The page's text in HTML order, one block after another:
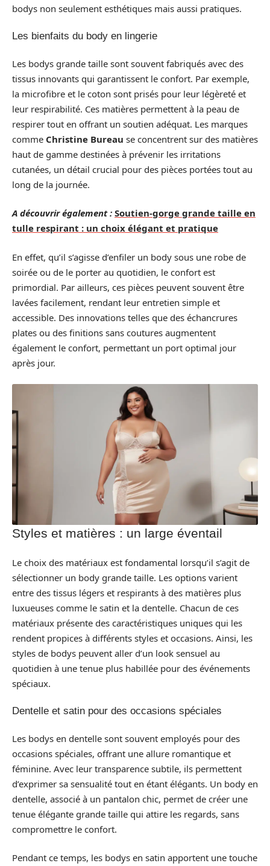
bodys non seulement esthétiques mais aussi pratiques.
Les bienfaits du body en lingerie
Les bodys grande taille sont souvent fabriqués avec des
tissus innovants qui garantissent le confort. Par exemple,
la microfibre et le coton sont prisés pour leur légèreté et
leur respirabilité. Ces matières permettent à la peau de
respirer tout en offrant un soutien adéquat. Les marques
comme Christine Bureau se concentrent sur des matières
haut de gamme destinées à prévenir les irritations
cutanées, un détail crucial pour des pièces portées tout au
long de la journée.
A découvrir également : Soutien-gorge grande taille en
tulle respirant : un choix élégant et pratique
En effet, qu’il s’agisse d’enfiler un body sous une robe de
soirée ou de le porter au quotidien, le confort est
primordial. Par ailleurs, ces pièces peuvent souvent être
lavées facilement, rendant leur entretien simple et
accessible. Des innovations telles que des échancrures
plates ou des finitions sans coutures augmentent
également le confort, permettant un port optimal jour
après jour.
Styles et matières : un large éventail
Le choix des matériaux est fondamental lorsqu’il s’agit de
sélectionner un body grande taille. Les options varient
entre des tissus légers et respirants à des matières plus
luxueuses comme le satin et la dentelle. Chacun de ces
matériaux présente des caractéristiques uniques qui les
rendent propices à différents styles et occasions. Ainsi, les
styles de bodys peuvent aller d’un look sensuel au
quotidien à une tenue plus habillée pour des événements
spéciaux.
Dentelle et satin pour des occasions spéciales
Les bodys en dentelle sont souvent employés pour des
occasions spéciales, offrant une allure romantique et
féminine. Avec leur transparence subtile, ils permettent
d’exprimer sa sensualité tout en étant élégants. Un body en
dentelle, associé à un pantalon chic, permet de créer une
tenue élégante grande taille qui attire les regards, sans
compromettre le confort.
Pendant ce temps, les bodys en satin apportent une touche